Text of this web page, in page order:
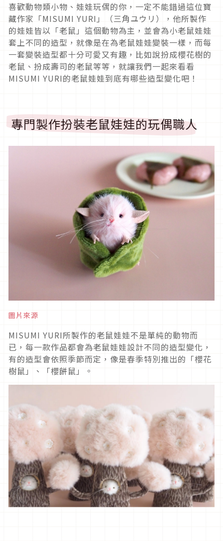
喜歡動物類小物、娃娃玩偶的你，一定不能錯過這位寶
藏作家「MISUMI YURI」（三角ユウリ），他所製作
的娃娃皆以「老鼠」這個動物為主，並會為小老鼠娃娃
套上不同的造型，就像是在為老鼠娃娃變裝一樣，而每
一套變裝造型都十分可愛又有趣，比如說扮成櫻花樹的
老鼠、扮成壽司的老鼠等等，就讓我們一起來看看
MISUMI YURI的老鼠娃娃到底有哪些造型變化吧！
專門製作扮裝老鼠娃娃的玩偶職人
圖片來源
MISUMI YURI所製作的老鼠娃娃不是單純的動物而
已，每一款作品都會為老鼠娃娃設計不同的造型變化，
有的造型會依照季節而定，像是春季特別推出的「櫻花
樹鼠」、「櫻餅鼠」。